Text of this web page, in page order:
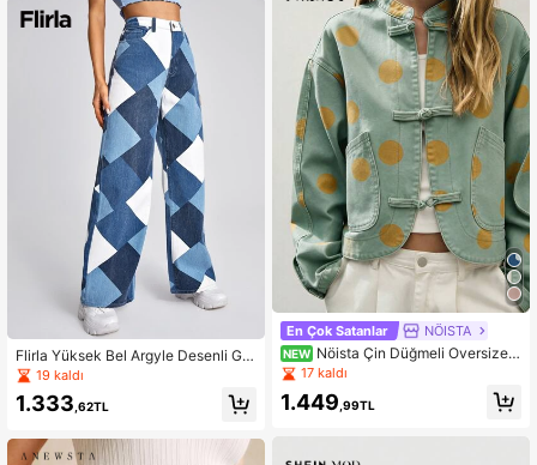
ekli Kot Pantolon Kadın, Kadın Yazlı
k Pantolon, Sokak Stili, Yaz Kombin
Flirla Yüksek Bel Argyle Desenli Ge
niş Paça Kot Pantolon
19 kaldı
1.333,62TL
En Çok Satanlar NÖISTA
NEW Nöista Çin Düğmeli Oversize K
ısa Ceket
17 kaldı
1.449 ,99TL